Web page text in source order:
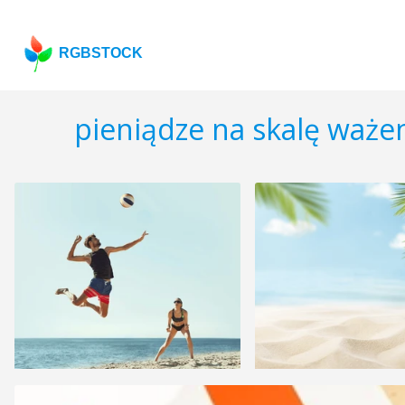
RGBSTOCK
pieniądze na skalę